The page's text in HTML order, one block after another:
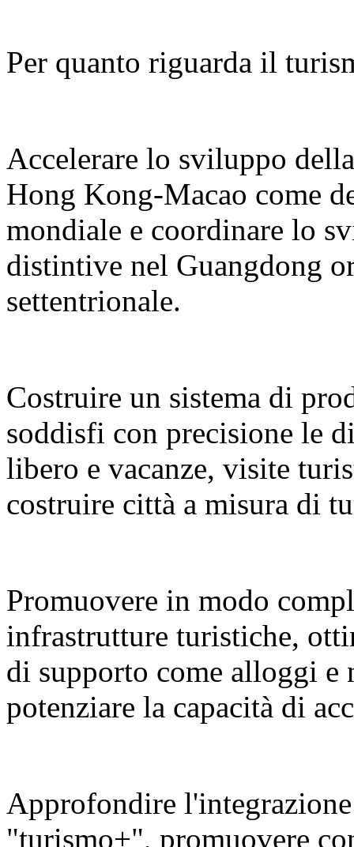
Per quanto riguarda il
Accelerare lo sviluppo
Hong Kong-Macao come
mondiale e coordinare lo
distintive nel Guangdong
settentrionale.
Costruire un sistema di
soddisfi con precisione le
libero e vacanze, visite
costruire città a misura di
Promuovere in modo
infrastrutture turistiche,
di supporto come alloggi e
potenziare la capacità di
Approfondire
"turismo+", promuovere